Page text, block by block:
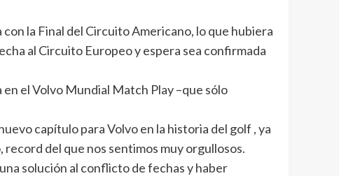
la Final del Circuito Americano, lo que hubiera
al Circuito Europeo y espera sea confirmada
el Volvo Mundial Match Play –que sólo
capítulo para Volvo en la historia del golf , ya
del que nos sentimos muy orgullosos.
solución al conflicto de fechas y haber